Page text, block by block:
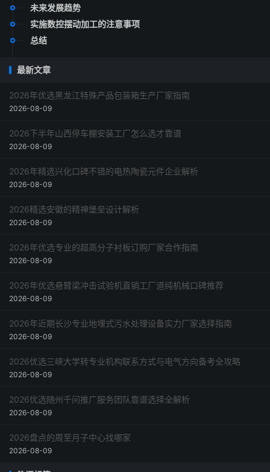
未来发展趋势
实施数控摆动加工的注意事项
总结
最新文章
2026年优选黑龙江特殊产品包装箱生产厂家指南
2026-08-09
2026下半年山西停车棚安装工厂怎么选才靠谱
2026-08-09
2026年精选兴化口碑不错的电热陶瓷元件企业解析
2026-08-09
2026精选安徽的精神堡垒设计解析
2026-08-09
2026年优选专业的超高分子衬板订购厂家合作指南
2026-08-09
2026年优选悬臂梁冲击试验机直销工厂道纯机械口碑推荐
2026-08-09
2026年近期长沙专业地埋式污水处理设备实力厂家选择指南
2026-08-09
2026优选三峡大学转专业机构联系方式与电气方向备考全攻略
2026-08-09
2026优选随州千问推广服务团队靠谱选择全解析
2026-08-09
2026盘点的周至月子中心找哪家
2026-08-09